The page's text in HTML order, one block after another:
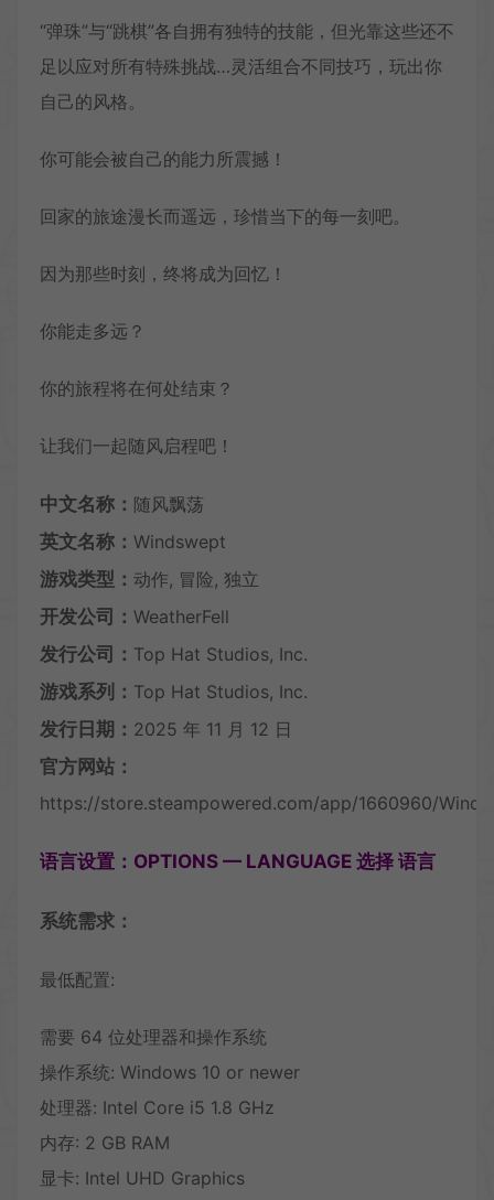
“弹珠”与“跳棋”各自拥有独特的技能，但光靠这些还不
足以应对所有特殊挑战…灵活组合不同技巧，玩出你
自己的风格。
你可能会被自己的能力所震撼！
回家的旅途漫长而遥远，珍惜当下的每一刻吧。
因为那些时刻，终将成为回忆！
你能走多远？
你的旅程将在何处结束？
让我们一起随风启程吧！
中文名称： 随风飘荡
英文名称： Windswept
游戏类型： 动作, 冒险, 独立
开发公司： WeatherFell
发行公司： Top Hat Studios, Inc.
游戏系列： Top Hat Studios, Inc.
发行日期： 2025 年 11 月 12 日
官方网站：
https://store.steampowered.com/app/1660960/
语言设置：OPTIONS — LANGUAGE 选择 语言
系统需求：
最低配置:
需要 64 位处理器和操作系统
操作系统: Windows 10 or newer
处理器: Intel Core i5 1.8 GHz
内存: 2 GB RAM
显卡: Intel UHD Graphics